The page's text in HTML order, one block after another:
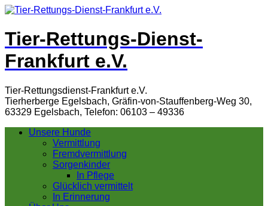
Tier-Rettungs-Dienst-
Frankfurt e.V.
Tier-Rettungsdienst-Frankfurt e.V.
Tierherberge Egelsbach, Gräfin-von-Stauffenberg-Weg 30,
63329 Egelsbach, Telefon: 06103 – 49336
Unsere Hunde
Vermittlung
Fremdvermittlung
Sorgenkinder
In Pflege
Glücklich vermittelt
In Erinnerung